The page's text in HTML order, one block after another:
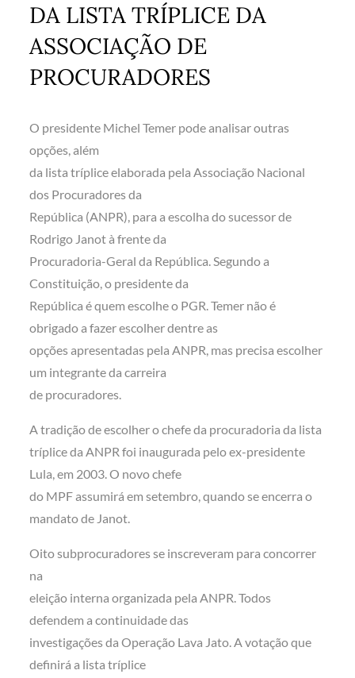
DA LISTA TRÍPLICE DA
ASSOCIAÇÃO DE
PROCURADORES
O presidente Michel Temer pode analisar outras
opções, além
da lista tríplice elaborada pela Associação Nacional
dos Procuradores da
República (ANPR), para a escolha do sucessor de
Rodrigo Janot à frente da
Procuradoria-Geral da República. Segundo a
Constituição, o presidente da
República é quem escolhe o PGR. Temer não é
obrigado a fazer escolher dentre as
opções apresentadas pela ANPR, mas precisa escolher
um integrante da carreira
de procuradores.
A tradição de escolher o chefe da procuradoria da lista
tríplice da ANPR foi inaugurada pelo ex-presidente
Lula, em 2003. O novo chefe
do MPF assumirá em setembro, quando se encerra o
mandato de Janot.
Oito subprocuradores se inscreveram para concorrer
na
eleição interna organizada pela ANPR. Todos
defendem a continuidade das
investigações da Operação Lava Jato. A votação que
definirá a lista tríplice